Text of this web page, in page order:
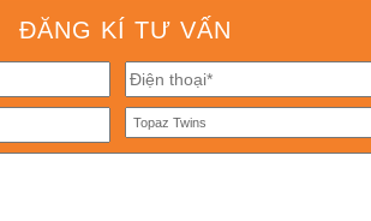
ĐĂNG KÍ TƯ VẤN